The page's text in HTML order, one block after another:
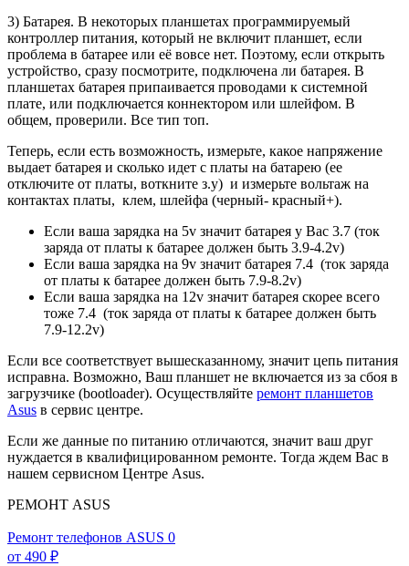
3) Батарея. В некоторых планшетах программируемый
контроллер питания, который не включит планшет, если
проблема в батарее или её вовсе нет. Поэтому, если открыть
устройство, сразу посмотрите, подключена ли батарея. В
планшетах батарея припаивается проводами к системной
плате, или подключается коннектором или шлейфом. В
общем, проверили. Все тип топ.
Теперь, если есть возможность, измерьте, какое напряжение
выдает батарея и сколько идет с платы на батарею (ее
отключите от платы, воткните з.у) и измерьте вольтаж на
контактах платы, клем, шлейфа (черный- красный+).
Если ваша зарядка на 5v значит батарея у Вас 3.7 (ток
заряда от платы к батарее должен быть 3.9-4.2v)
Если ваша зарядка на 9v значит батарея 7.4 (ток заряда
от платы к батарее должен быть 7.9-8.2v)
Если ваша зарядка на 12v значит батарея скорее всего
тоже 7.4 (ток заряда от платы к батарее должен быть
7.9-12.2v)
Если все соответствует вышесказанному, значит цепь питания
исправна. Возможно, Ваш планшет не включается из за сбоя в
загрузчике (bootloader). Осуществляйте ремонт планшетов
Asus в сервис центре.
Если же данные по питанию отличаются, значит ваш друг
нуждается в квалифицированном ремонте. Тогда ждем Вас в
нашем сервисном Центре Asus.
РЕМОНТ ASUS
Ремонт телефонов ASUS 0
от 490 ₽